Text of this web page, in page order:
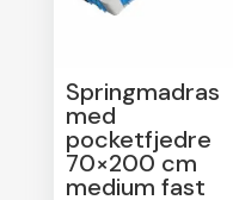
Springmadras
med
pocketfjedre
70×200 cm
medium fast